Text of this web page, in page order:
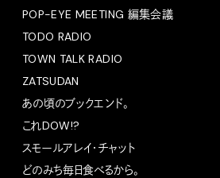
POP-EYE MEETING 編集会議
TODO RADIO
TOWN TALK RADIO
ZATSUDAN
あの頃のブックエンド。
これDOW!?
スモールアレイ・チャット
どのみち毎日食べるから。